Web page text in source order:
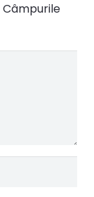
Câmpurile